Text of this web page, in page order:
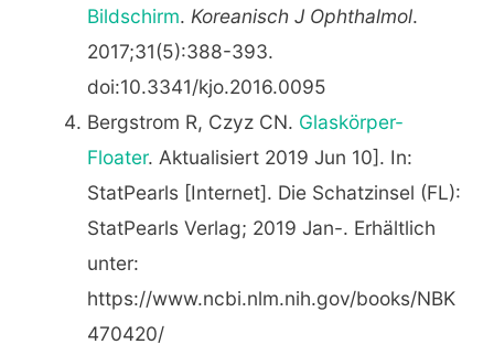
Bildschirm. Koreanisch J Ophthalmol.
2017;31(5):388-393.
doi:10.3341/kjo.2016.0095
Bergstrom R, Czyz CN. Glaskörper-
Floater. Aktualisiert 2019 Jun 10]. In:
StatPearls [Internet]. Die Schatzinsel (FL):
StatPearls Verlag; 2019 Jan-. Erhältlich
unter:
https://www.ncbi.nlm.nih.gov/books/NBK
470420/